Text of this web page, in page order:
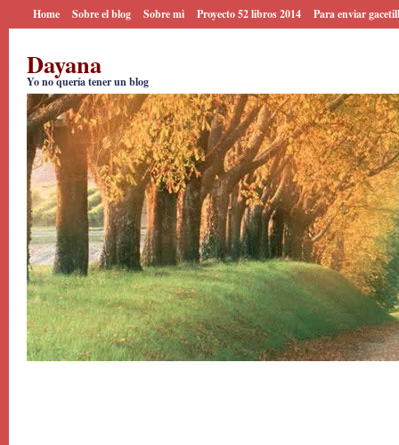
Home Sobre el blog Sobre mi Proyecto 52 libros 2014 Para enviar
Dayana
Yo no quería tener un blog